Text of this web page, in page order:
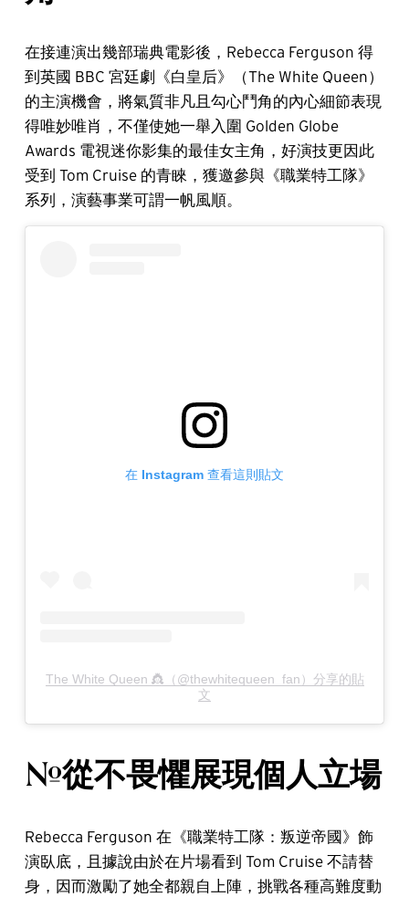
在接連演出幾部瑞典電影後，Rebecca Ferguson 得
到英國 BBC 宮廷劇《白皇后》（The White Queen）
的主演機會，將氣質非凡且勾心鬥角的內心細節表現
得唯妙唯肖，不僅使她一舉入圍 Golden Globe
Awards 電視迷你影集的最佳女主角，好演技更因此
受到 Tom Cruise 的青睞，獲邀參與《職業特工隊》
系列，演藝事業可謂一帆風順。
在 Instagram 查看這則貼文
The White Queen 👸（@thewhitequeen_fan）分享的貼
文
#從不畏懼展現個人立場
Rebecca Ferguson 在《職業特工隊：叛逆帝國》飾
演臥底，且據說由於在片場看到 Tom Cruise 不請替
身，因而激勵了她全都親自上陣，挑戰各種高難度動